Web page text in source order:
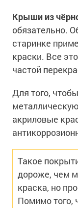
Сопутствующие
Защита
Промышленные
Промышленное
Промышленные
Сопутствующие
Грунтовки для
Сопутствующие
Молотковые
Сопутствующие
Толстослойные
Сопутствующие
Морозостойкие
Морозостойкие
Морозостойкие
Морозостойкие
Сопутствующие
Крыши из
обязательно.
старинке
краски. Все
частой
Для того,
акриловые
Такое
дороже, чем
краска, но
Помимо того,